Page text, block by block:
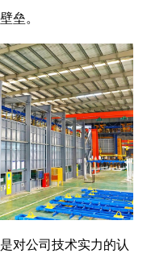
垒。
对公司技术实力的认